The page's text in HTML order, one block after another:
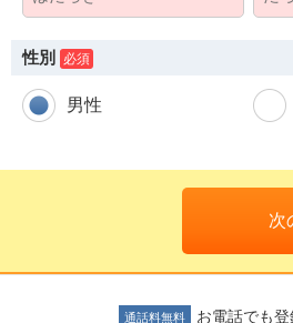
性別
男性
次
通話料無料 お電話でも
お仕事の種類
仕事情報配信メール登録
よくあるご質問